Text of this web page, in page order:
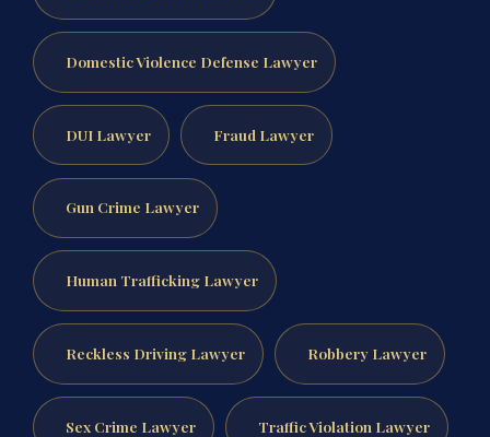
Domestic Violence Defense Lawyer
DUI Lawyer Fraud Lawyer
Gun Crime Lawyer
Human Trafficking Lawyer
Reckless Driving Lawyer Robbery Lawyer
Sex Crime Lawyer Traffic Violation Lawyer